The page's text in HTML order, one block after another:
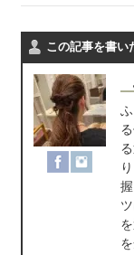
この記事を書い